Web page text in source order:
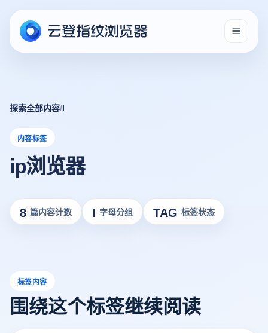
探索全部内容/I
内容标签
ip浏览器
8 篇内容计数 I 字母分组 TAG 标签状态
标签内容
围绕这个标签继续阅读